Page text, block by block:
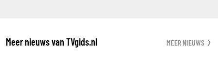
Meer nieuws van TVgids.nl MEER NIEUWS